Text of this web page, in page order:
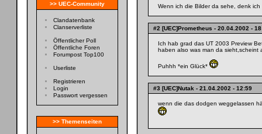
>> UEC-Community
Clandatenbank
Clanserverliste
Öffentlicher Poll
Öffentliche Foren
Forumpost Top100
Userliste
Registrieren
Login
Passwort vergessen
>> Themenseiten
Wenn ich die Bilder da sehe, denk
#2 [UEC]Prometheus - 20.04.2002 -
Ich hab grad das UT 2003 Preview
haben also was man da sieht,scheint
Puhhh *ein Glück*
#3 [UEC]Nutak - 21.04.2002 - 12:59
wenn die das dodgen weggelassen